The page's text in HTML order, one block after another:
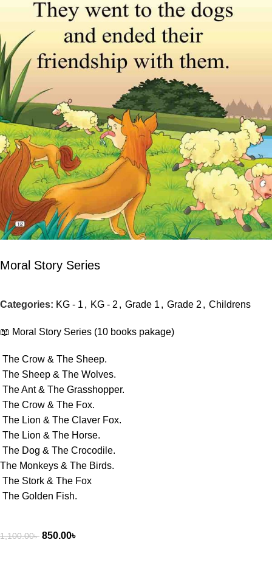
Moral Story Series
Categories: KG - 1 , KG - 2 , Grade 1 , Grade 2 , Childrens
📖 Moral Story Series (10 books pakage)
The Crow & The Sheep.
The Sheep & The Wolves.
The Ant & The Grasshopper.
The Crow & The Fox.
The Lion & The Claver Fox.
The Lion & The Horse.
The Dog & The Crocodile.
The Monkeys & The Birds.
The Stork & The Fox
The Golden Fish.
1,100.00৳ 850.00৳